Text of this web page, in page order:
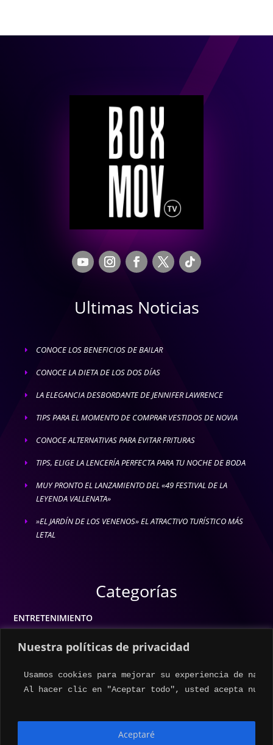
Nuestra políticas de privacidad
Usamos cookies para mejorar su experiencia de
Al hacer clic en "Aceptar todo", usted acepta
Aceptaré
Ultimas Noticias
E CONOCE LOS BENEFICIOS DE BAILAR
E CONOCE LA DIETA DE LOS DOS DÍAS
E LA ELEGANCIA DESBORDANTE DE JENNIFER LAWRENCE
E TIPS PARA EL MOMENTO DE COMPRAR VESTIDOS DE NOVIA
E CONOCE ALTERNATIVAS PARA EVITAR FRITURAS
E TIPS, ELIGE LA LENCERÍA PERFECTA PARA TU NOCHE DE BODA
E
MUY PRONTO EL LANZAMIENTO DEL «49 FESTIVAL DE LA
LEYENDA VALLENATA»
E
»EL JARDÍN DE LOS VENENOS» EL ATRACTIVO TURÍSTICO MÁS
LETAL
Categorías
ENTRETENIMIENTO
ESTILO DE VIDA